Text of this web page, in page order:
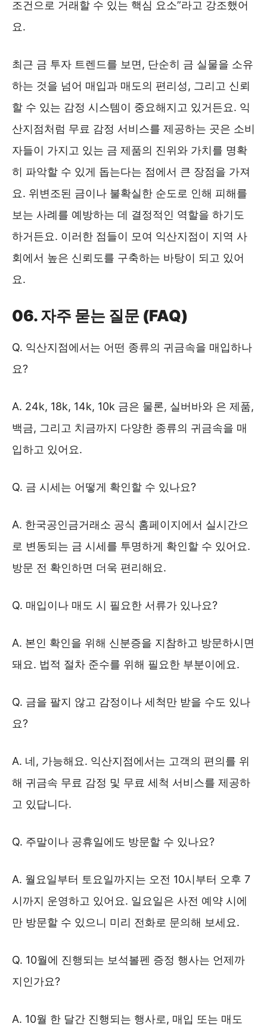
조건으로 거래할 수 있는 핵심 요소”라고 강조했어
요.
최근 금 투자 트렌드를 보면, 단순히 금 실물을 소유
하는 것을 넘어 매입과 매도의 편리성, 그리고 신뢰
할 수 있는 감정 시스템이 중요해지고 있거든요. 익
산지점처럼 무료 감정 서비스를 제공하는 곳은 소비
자들이 가지고 있는 금 제품의 진위와 가치를 명확
히 파악할 수 있게 돕는다는 점에서 큰 장점을 가져
요. 위변조된 금이나 불확실한 순도로 인해 피해를
보는 사례를 예방하는 데 결정적인 역할을 하기도
하거든요. 이러한 점들이 모여 익산지점이 지역 사
회에서 높은 신뢰도를 구축하는 바탕이 되고 있어
요.
06. 자주 묻는 질문 (FAQ)
Q. 익산지점에서는 어떤 종류의 귀금속을 매입하나
요?
A. 24k, 18k, 14k, 10k 금은 물론, 실버바와 은 제품,
백금, 그리고 치금까지 다양한 종류의 귀금속을 매
입하고 있어요.
Q. 금 시세는 어떻게 확인할 수 있나요?
A. 한국공인금거래소 공식 홈페이지에서 실시간으
로 변동되는 금 시세를 투명하게 확인할 수 있어요.
방문 전 확인하면 더욱 편리해요.
Q. 매입이나 매도 시 필요한 서류가 있나요?
A. 본인 확인을 위해 신분증을 지참하고 방문하시면
돼요. 법적 절차 준수를 위해 필요한 부분이에요.
Q. 금을 팔지 않고 감정이나 세척만 받을 수도 있나
요?
A. 네, 가능해요. 익산지점에서는 고객의 편의를 위
해 귀금속 무료 감정 및 무료 세척 서비스를 제공하
고 있답니다.
Q. 주말이나 공휴일에도 방문할 수 있나요?
A. 월요일부터 토요일까지는 오전 10시부터 오후 7
시까지 운영하고 있어요. 일요일은 사전 예약 시에
만 방문할 수 있으니 미리 전화로 문의해 보세요.
Q. 10월에 진행되는 보석볼펜 증정 행사는 언제까
지인가요?
A. 10월 한 달간 진행되는 행사로, 매입 또는 매도